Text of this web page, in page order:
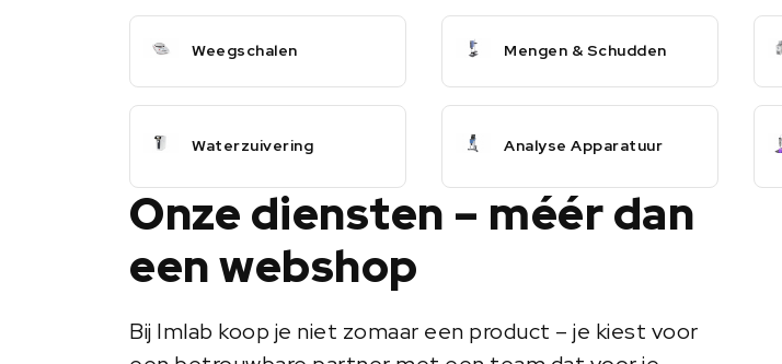
Weegschalen Mengen & Schudden
Waterzuivering Analyse Apparatuur
Onze diensten – méér dan
een webshop
Bij Imlab koop je niet zomaar een product – je kiest voor